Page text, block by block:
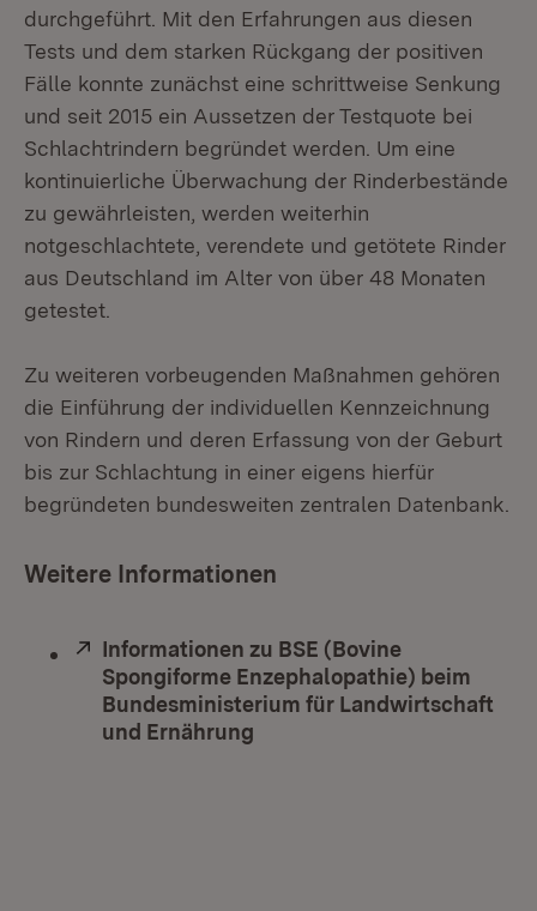
durchgeführt. Mit den Erfahrungen aus diesen
Tests und dem starken Rückgang der positiven
Fälle konnte zunächst eine schrittweise Senkung
und seit 2015 ein Aussetzen der Testquote bei
Schlachtrindern begründet werden. Um eine
kontinuierliche Überwachung der Rinderbestände
zu gewährleisten, werden weiterhin
notgeschlachtete, verendete und getötete Rinder
aus Deutschland im Alter von über 48 Monaten
getestet.
Zu weiteren vorbeugenden Maßnahmen gehören
die Einführung der individuellen Kennzeichnung
von Rindern und deren Erfassung von der Geburt
bis zur Schlachtung in einer eigens hierfür
begründeten bundesweiten zentralen Datenbank.
Weitere Informationen
Extern:
Informationen zu BSE (Bovine
Spongiforme Enzephalopathie) beim
Bundesministerium für Landwirtschaft
und Ernährung